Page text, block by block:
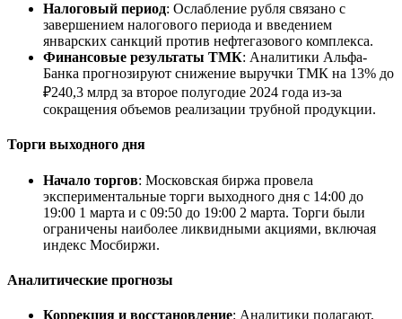
Налоговый период: Ослабление рубля связано с
завершением налогового периода и введением
январских санкций против нефтегазового комплекса.
Финансовые результаты ТМК: Аналитики Альфа-
Банка прогнозируют снижение выручки ТМК на 13% до
₽240,3 млрд за второе полугодие 2024 года из-за
сокращения объемов реализации трубной продукции.
Торги выходного дня
Начало торгов: Московская биржа провела
экспериментальные торги выходного дня с 14:00 до
19:00 1 марта и с 09:50 до 19:00 2 марта. Торги были
ограничены наиболее ликвидными акциями, включая
индекс Мосбиржи.
Аналитические прогнозы
Коррекция и восстановление: Аналитики полагают,